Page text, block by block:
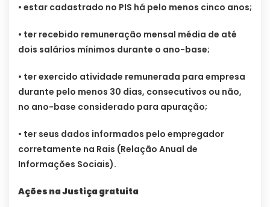
• estar cadastrado no PIS há pelo menos cinco anos;
• ter recebido remuneração mensal média de até
dois salários mínimos durante o ano-base;
• ter exercido atividade remunerada para empresa
durante pelo menos 30 dias, consecutivos ou não,
no ano-base considerado para apuração;
• ter seus dados informados pelo empregador
corretamente na Rais (Relação Anual de
Informações Sociais).
Ações na Justiça gratuita